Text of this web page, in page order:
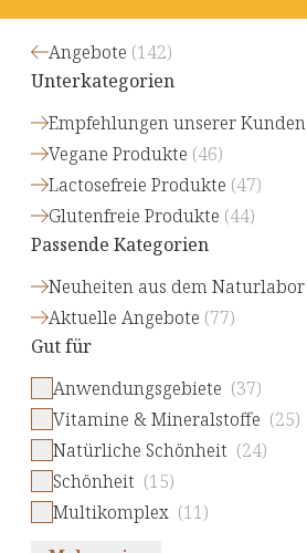
Angebote (142)
Unterkategorien
Empfehlungen unserer Kunden
Vegane Produkte (46)
Lactosefreie Produkte (47)
Glutenfreie Produkte (44)
Passende Kategorien
Neuheiten aus dem Naturlabor
Aktuelle Angebote (77)
Gut für
Anwendungsgebiete (37)
Vitamine & Mineralstoffe (25)
Natürliche Schönheit (24)
Schönheit (15)
Multikomplex (11)